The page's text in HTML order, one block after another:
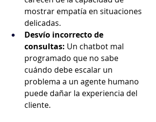
mostrar empatía en situaciones
delicadas.
Desvío incorrecto de
consultas: Un chatbot mal
programado que no sabe
cuándo debe escalar un
problema a un agente humano
puede dañar la experiencia del
cliente.